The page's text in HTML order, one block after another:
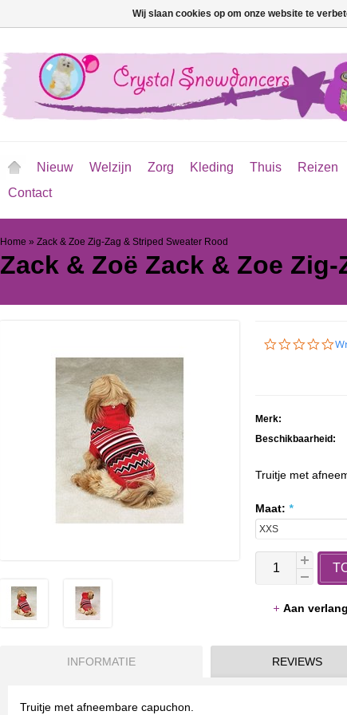
Nieuw Welzijn Zorg Kleding Thuis Reizen
Contact
Home » Zack & Zoe Zig-Zag & Striped Sweater Rood
Zack & Zoë Zack & Zoe
Merk:
Beschikbaarheid:
Truitje met
Maat: *
Aan
INFORMATIE REVIEWS
Truitje met afneembare capuchon.
Wij slaan cookies op om onze website te